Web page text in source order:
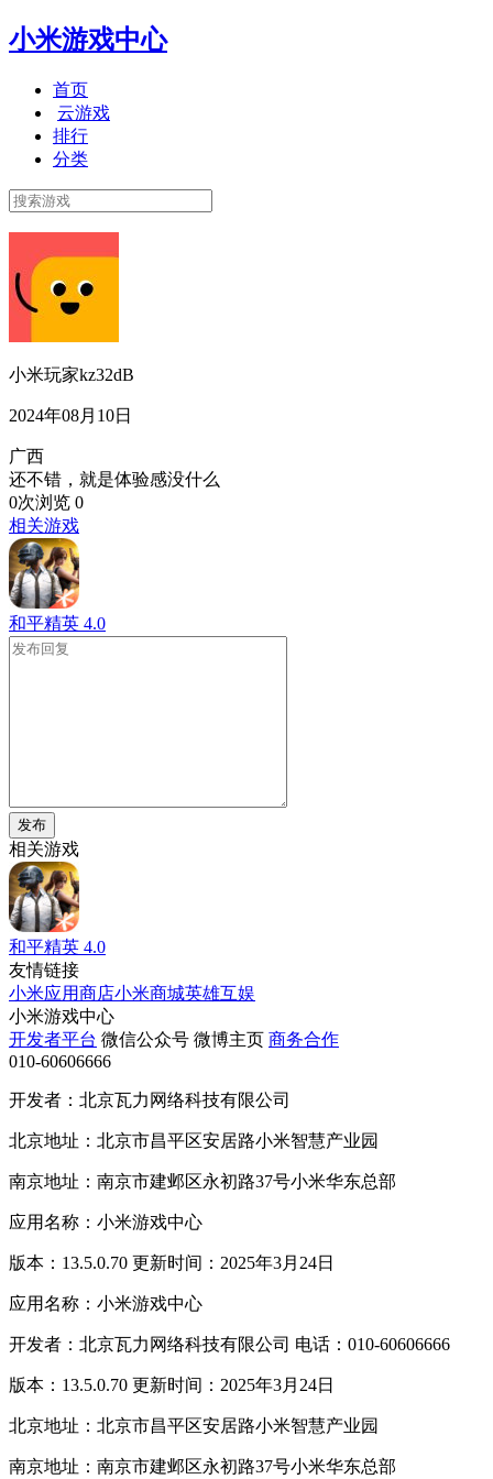
小米游戏中心
首页
云游戏
排行
分类
小米玩家kz32dB
2024年08月10日
广西
还不错，就是体验感没什么
0次浏览 0
相关游戏
和平精英 4.0
发布
相关游戏
和平精英 4.0
友情链接
小米应用商店小米商城英雄互娱
小米游戏中心
开发者平台 微信公众号 微博主页 商务合作
010-60606666
开发者：北京瓦力网络科技有限公司
北京地址：北京市昌平区安居路小米智慧产业园
南京地址：南京市建邺区永初路37号小米华东总部
应用名称：小米游戏中心
版本：13.5.0.70 更新时间：2025年3月24日
应用名称：小米游戏中心
开发者：北京瓦力网络科技有限公司 电话：010-60606666
版本：13.5.0.70 更新时间：2025年3月24日
北京地址：北京市昌平区安居路小米智慧产业园
南京地址：南京市建邺区永初路37号小米华东总部